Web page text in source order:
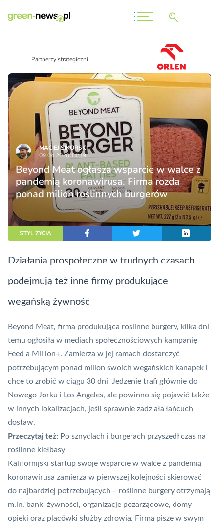
Partnerzy strategiczni
MACIEJ SIKORSKI
09.04.2020 14:19
Beyond Meat ogłasza wsparcie w walce z
pandemią koronawirusa. Firma rozda
ponad milion roślinnych burgerów
STYL ŻYCIA
Działania prospołeczne w trudnych czasach
podejmują też inne firmy produkujące
wegańską żywność
Beyond Meat, firma produkująca roślinne burgery, kilka dni
temu ogłosiła w mediach społecznościowych kampanię
Feed a Million+. Zamierza w jej ramach dostarczyć
potrzebującym ponad milion swoich wegańskich kanapek i
chce to zrobić w ciągu 30 dni. Jedzenie trafi głównie do
Nowego Jorku i Los Angeles, ale powinno się pojawić także
w innych lokalizacjach, jeśli sprawnie zadziała łańcuch
dostaw.
Przeczytaj też: Po sznyclach i burgerach przyszedł czas na
roślinne kiełbasy
Kalifornijski startup swoje wsparcie w walce z pandemią
koronawirusa zamierza w pierwszej kolejności skierować
do najbardziej potrzebujących – roślinne burgery otrzymają
m.in. banki żywności, organizacje pozarządowe, domy
opieki oraz placówki służby zdrowia. Firma pisze w swym